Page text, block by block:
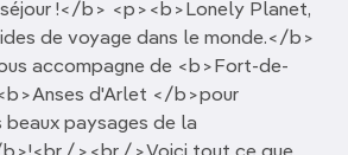
!</b> <p><b>Lonely Planet,
de voyage dans le monde.</b>
accompagne de <b>Fort-de-
d'Arlet </b>pour
paysages de la